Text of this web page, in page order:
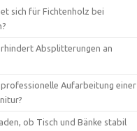
sich für Fichtenholz bei
Absplitterungen an
Aufarbeitung einer
ob Tisch und Bänke stabil